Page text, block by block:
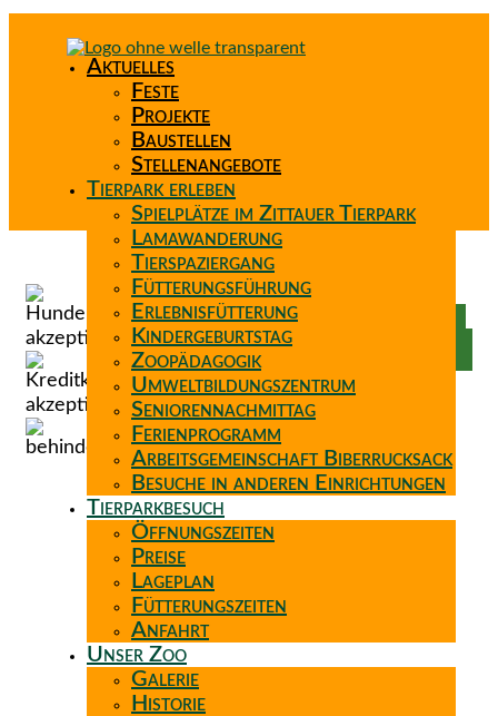
Aktuelles
Feste
Projekte
Baustellen
Stellenangebote
Tierpark erleben
Spielplätze im Zittauer Tierpark
Lamawanderung
Tierspaziergang
Fütterungsführung
Erlebnisfütterung
Kindergeburtstag
Zoopädagogik
Umweltbildungszentrum
Seniorennachmittag
Ferienprogramm
Arbeitsgemeinschaft Biberrucksack
Besuche in anderen Einrichtungen
Tierparkbesuch
Öffnungszeiten
Preise
Lageplan
Fütterungszeiten
Anfahrt
Unser Zoo
Galerie
Historie